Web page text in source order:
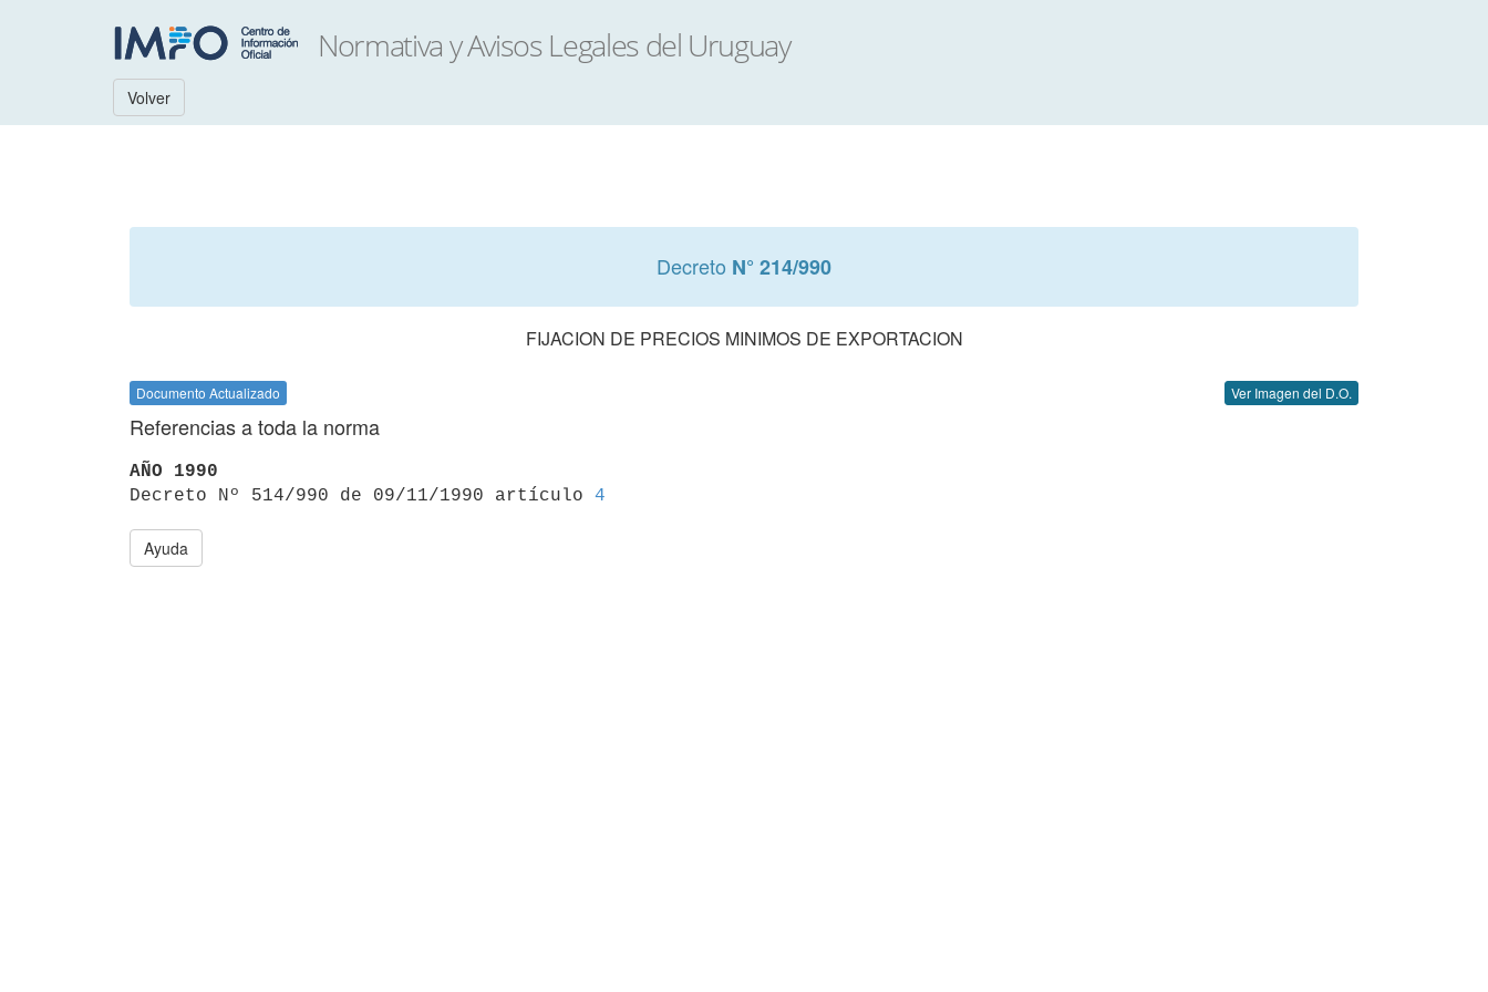
Volver
Decreto N° 214/990
FIJACION DE PRECIOS MINIMOS DE EXPORTACION
Documento Actualizado Ver Imagen del D.O.
Referencias a toda la norma
AÑO 1990
Decreto Nº 514/990 de 09/11/1990 artículo 4
Ayuda